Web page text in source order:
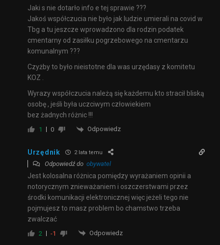
Jaki s nie dotarło info e tej sprawie ???
Jakoś współczucia nie było jak ludzie umierali na covid w
Tbg a tu jeszcze wprowadzono dla rodzin podatek
cmentarny od zasiłku pogrzebowego na cmentarzu
komunalnym ???
Czyżby to było nieistotne dla was urzędasy z komitetu
KOZ .
Wyrazy współczucia należą się każdemu kto stracił bliską
osobę , jeśli była uczciwym człowiekiem
bez żadnych różnic !!!
1 0 Odpowiedz
Urzędnik 2 lata temu
Odpowiedź do obywatel
Jest kolosalna różnica pomiędzy wyrażaniem opinii a
notorycznym znieważaniem i oszczerstwami przez
środki komunikacji elektronicznej więc jeżeli tego nie
pojmujesz to masz problem bo chamstwo trzeba
zwalczać
2 -1 Odpowiedz